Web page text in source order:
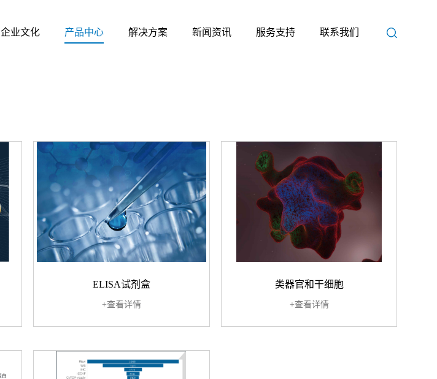
企业文化 产品中心 解决方案 新闻资讯 服务支持 联系我们
ELISA试剂盒
+查看详情
类器官和干细胞
+查看详情